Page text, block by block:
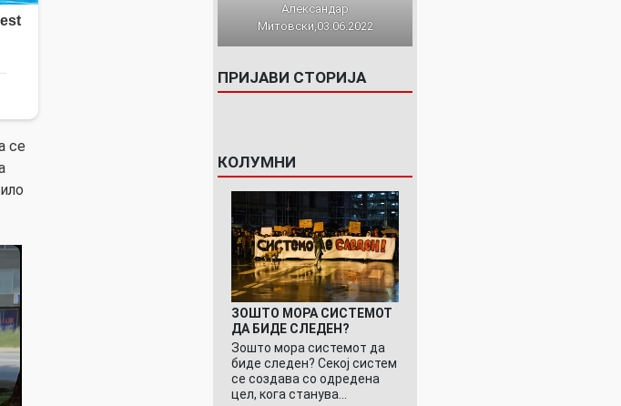
се
Александар
Митовски,03.06.2022
ПРИЈАВИ СТОРИЈА
КОЛУМНИ
ЗОШТО МОРА СИСТЕМОТ
ДА БИДЕ СЛЕДЕН?
Зошто мора системот да
биде следен? Секој систем
се создава со одредена
цел, кога станува…